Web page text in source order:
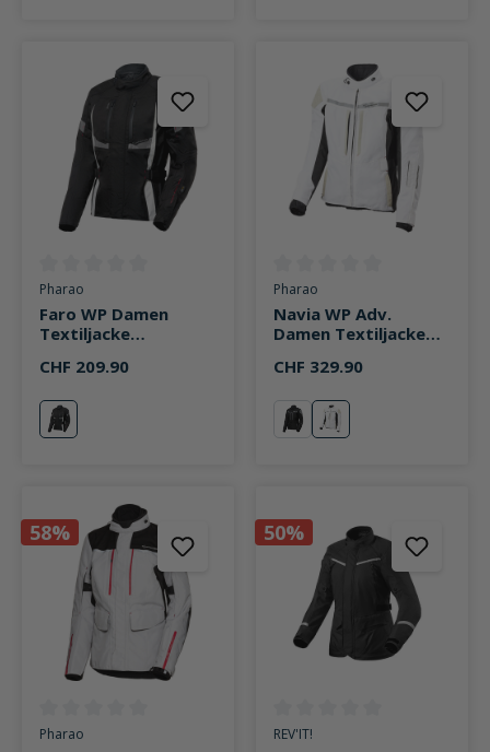
Durchschnittliche Bewertung von 0 von 5 Sternen
Pharao
Faro WP Damen
Textiljacke
CHF 209.90
schwarz/weiß
Durchschnittliche Bewertung
Pharao
Navia WP Adv.
Damen Textiljacke
CHF 329.90
schwarz
weiß
58%
Durchschnittliche Bewertung von 0 von 5 Sternen
Pharao
50%
Durchschnittliche Bewertung
REV'IT!